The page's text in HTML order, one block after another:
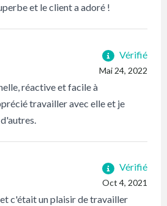
et le client a adoré !
Vérifié
Mai 24, 2022
réactive et facile à
travailler avec elle et je
Vérifié
Oct 4, 2021
c'était un plaisir de travailler